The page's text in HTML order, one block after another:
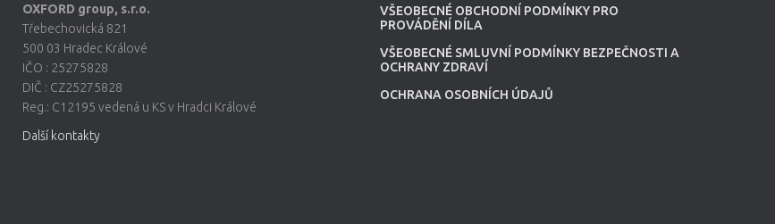
OXFORD group, s.r.o.
Třebechovická 821
500 03 Hradec Králové
IČO : 25275828
DIČ : CZ25275828
Reg.: C12195 vedená u KS v Hradci Králové
Další kontakty
VŠEOBECNÉ OBCHODNÍ PODMÍNKY PRO
PROVÁDĚNÍ DÍLA
VŠEOBECNÉ SMLUVNÍ PODMÍNKY BEZPEČNOSTI A
OCHRANY ZDRAVÍ
OCHRANA OSOBNÍCH ÚDAJŮ